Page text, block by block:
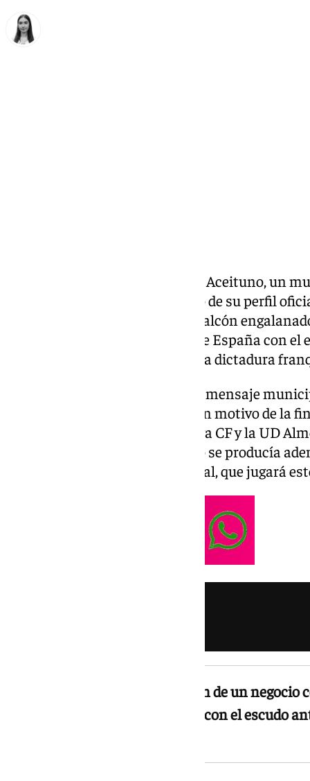
El Ayuntamiento de Canillas de Aceituno, un
malagueña, retiró este domingo de su perfil
que incluía la fotografía de un balcón
CF y, junto a ella, una bandera de España con
de 1978, un símbolo asociado a la dictadura
La imagen formaba parte de un mensaje
decorar sus casas y negocios con motivo de la
Primera División entre el Málaga CF y la UD
las 21.00 horas. El llamamiento se producía
selección española en el Mundial, que jugará
La fotografía mostraba el balcón de un negocio
junto a una bandera de España con el escudo